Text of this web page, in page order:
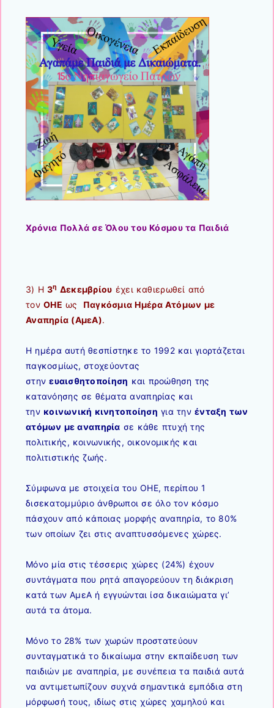
Χρόνια Πολλά σε Όλου του Κόσμου τα Παιδιά
3) Η3η Δεκεμβρίου έχει καθιερωθεί από
τον ΟΗΕ ως
Παγκόσμια Ημέρα Ατόμων με
Αναπηρία (ΑμεΑ).
Η ημέρα αυτή θεσπίστηκε το 1992 και γιορτάζεται
παγκοσμίως, στοχεύοντας
στηνευαισθητοποίηση και προώθηση της
κατανόησης σε θέματα αναπηρίας και
την κοινωνική κινητοποίηση για τηνένταξη των
ατόμων με αναπηρία σε κάθε πτυχή της
πολιτικής, κοινωνικής, οικονομικής και
πολιτιστικής ζωής.
Σύμφωνα με στοιχεία του ΟΗΕ, περίπου 1
δισεκατομμύριο άνθρωποι σε όλο τον κόσμο
πάσχουν από κάποιας μορφής αναπηρία, το 80%
των οποίων ζει στις αναπτυσσόμενες χώρες.
Μόνο μία στις τέσσερις χώρες (24%) έχουν
συντάγματα που ρητά απαγορεύουν τη διάκριση
κατά των ΑμεΑ ή εγγυώνται ίσα δικαιώματα γι’
αυτά τα άτομα.
Μόνο το 28% των χωρών προστατεύουν
συνταγματικά το δικαίωμα στην εκπαίδευση των
παιδιών με αναπηρία, με συνέπεια τα παιδιά αυτά
να αντιμετωπίζουν συχνά σημαντικά εμπόδια στη
μόρφωσή τους, ιδίως στις χώρες χαμηλού και